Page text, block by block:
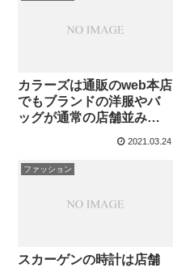
カラーズは通販のweb本店
でもブランドの洋服やバ
ッグが通常の店舗並みに
2021.03.24
ファッション
スカーゲンの時計は店舗